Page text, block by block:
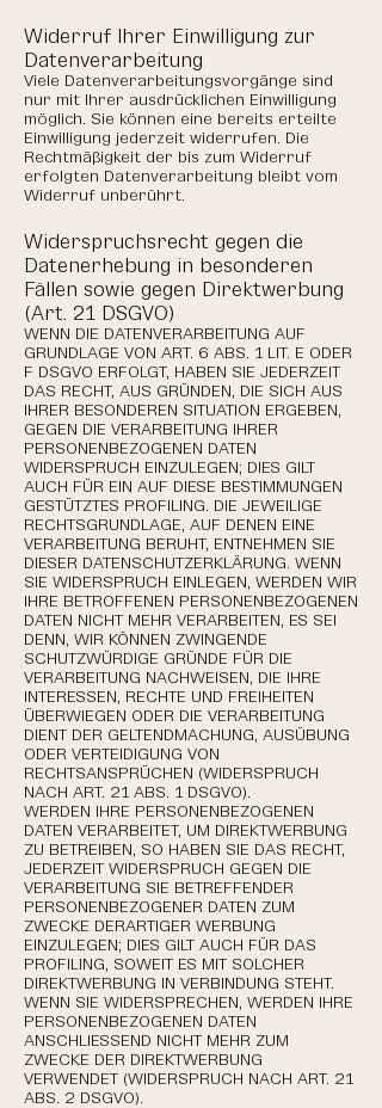
Widerruf Ihrer Einwilligung zur
Datenverarbeitung
Viele Datenverarbeitungsvorgänge sind
nur mit Ihrer ausdrücklichen Einwilligung
möglich. Sie können eine bereits erteilte
Einwilligung jederzeit widerrufen. Die
Rechtmäßigkeit der bis zum Widerruf
erfolgten Datenverarbeitung bleibt vom
Widerruf unberührt.
Widerspruchsrecht gegen die
Datenerhebung in besonderen
Fällen sowie gegen Direktwerbung
(Art. 21 DSGVO)
WENN DIE DATENVERARBEITUNG AUF
GRUNDLAGE VON ART. 6 ABS. 1 LIT. E ODER
F DSGVO ERFOLGT, HABEN SIE JEDERZEIT
DAS RECHT, AUS GRÜNDEN, DIE SICH AUS
IHRER BESONDEREN SITUATION ERGEBEN,
GEGEN DIE VERARBEITUNG IHRER
PERSONENBEZOGENEN DATEN
WIDERSPRUCH EINZULEGEN; DIES GILT
AUCH FÜR EIN AUF DIESE BESTIMMUNGEN
GESTÜTZTES PROFILING. DIE JEWEILIGE
RECHTSGRUNDLAGE, AUF DENEN EINE
VERARBEITUNG BERUHT, ENTNEHMEN SIE
DIESER DATENSCHUTZERKLÄRUNG. WENN
SIE WIDERSPRUCH EINLEGEN, WERDEN WIR
IHRE BETROFFENEN PERSONENBEZOGENEN
DATEN NICHT MEHR VERARBEITEN, ES SEI
DENN, WIR KÖNNEN ZWINGENDE
SCHUTZWÜRDIGE GRÜNDE FÜR DIE
VERARBEITUNG NACHWEISEN, DIE IHRE
INTERESSEN, RECHTE UND FREIHEITEN
ÜBERWIEGEN ODER DIE VERARBEITUNG
DIENT DER GELTENDMACHUNG, AUSÜBUNG
ODER VERTEIDIGUNG VON
RECHTSANSPRÜCHEN (WIDERSPRUCH
NACH ART. 21 ABS. 1 DSGVO).
WERDEN IHRE PERSONENBEZOGENEN
DATEN VERARBEITET, UM DIREKTWERBUNG
ZU BETREIBEN, SO HABEN SIE DAS RECHT,
JEDERZEIT WIDERSPRUCH GEGEN DIE
VERARBEITUNG SIE BETREFFENDER
PERSONENBEZOGENER DATEN ZUM
ZWECKE DERARTIGER WERBUNG
EINZULEGEN; DIES GILT AUCH FÜR DAS
PROFILING, SOWEIT ES MIT SOLCHER
DIREKTWERBUNG IN VERBINDUNG STEHT.
WENN SIE WIDERSPRECHEN, WERDEN IHRE
PERSONENBEZOGENEN DATEN
ANSCHLIESSEND NICHT MEHR ZUM
ZWECKE DER DIREKTWERBUNG
VERWENDET (WIDERSPRUCH NACH ART. 21
ABS. 2 DSGVO).